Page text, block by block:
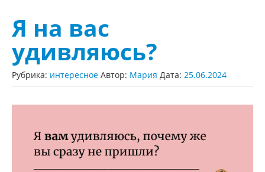
Я на вас
удивляюсь?
Рубрика: интересное Автор: Мария Дата: 25.06.2024